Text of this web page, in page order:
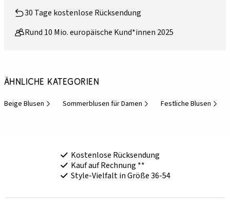
30 Tage kostenlose Rücksendung
Rund 10 Mio. europäische Kund*innen 2025
Ähnliche Kategorien
Beige Blusen Sommerblusen für Damen Festliche Blusen
Kostenlose Rücksendung
Kauf auf Rechnung **
Style-Vielfalt in Größe 36-54